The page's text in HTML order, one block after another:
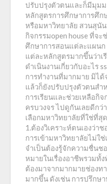
ปรับปรุงตัวตนและก็มีมุมม
หลักสูตรการศึกษาการศึ
หรือมหาวิทยาลัย สวนสุนั
กิจกรรมopen house ที่จะ
ศึกษาการสอนแต่ละแผนก
แต่ละหลักสูตรมากขึ้นว่าเ
ดำเนินงานเกี่ยวกับอะไร
การทำงานที่มากมาย มิไ
แล้วก็ยังปรับปรุงตัวตนสำ
การเรียนและช่วยเหลือกิ
ครบวงจร ไปดูกันเลยดีกว่
เลือกมหาวิทยาลัยที่ใช่ที่สุ
1.ต้องวิเคราะห์ตนเองว่า
การเข้ามหาวิทยาลัยไม่ใ
จำเป็นต้องรู้จักความชื่นช
หมายในเรื่องอาชีพรวมทั้ง
ต้องมาจากมากมายช่องทา
มากขึ้น ดังเช่น การปรึกษ